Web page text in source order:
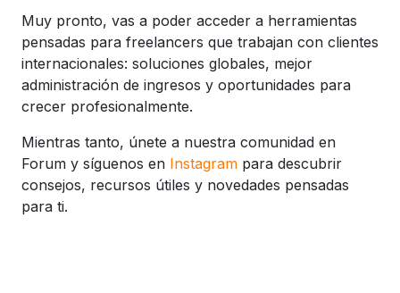
Muy pronto, vas a poder acceder a herramientas
pensadas para freelancers que trabajan con clientes
internacionales: soluciones globales, mejor
administración de ingresos y oportunidades para
crecer profesionalmente.
Mientras tanto, únete a nuestra comunidad en
Forum y síguenos en Instagram para descubrir
consejos, recursos útiles y novedades pensadas
para ti.